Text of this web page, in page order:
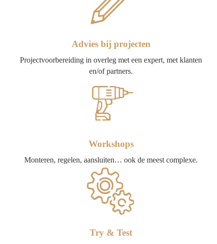
Advies bij projecten
Projectvoorbereiding in overleg met een expert, met klanten
en/of partners.
Workshops
Monteren, regelen, aansluiten… ook de meest complexe.
Try & Test